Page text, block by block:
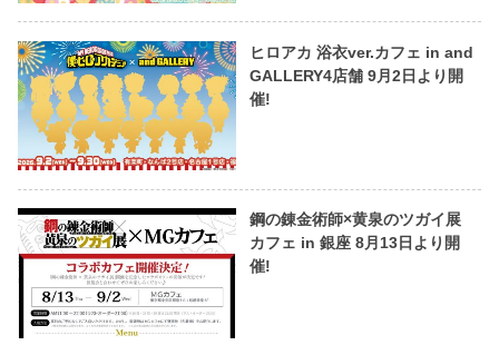
ヒロアカ 浴衣ver.カフェ in and
GALLERY4店舗 9月2日より開
催!
鋼の錬金術師×黄泉のツガイ展
カフェ in 銀座 8月13日より開
催!